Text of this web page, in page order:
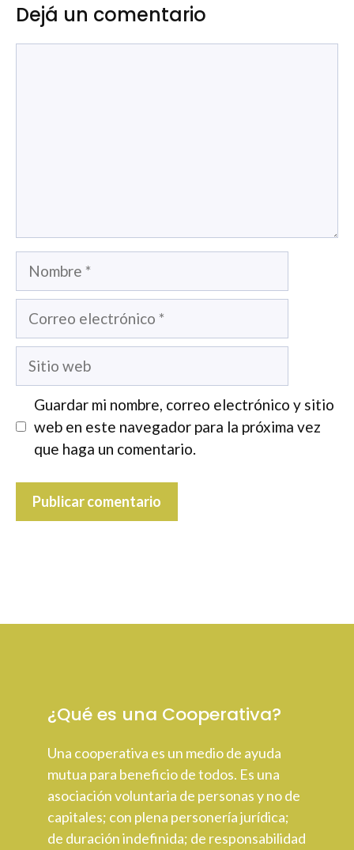
Dejá un comentario
electrónico
web
Guardar mi nombre, correo electrónico y sitio
web en este navegador para la próxima vez
que haga un comentario.
¿Qué es una Cooperativa?
Una cooperativa es un medio de ayuda
mutua para beneficio de todos. Es una
asociación voluntaria de personas y no de
capitales; con plena personería jurídica;
de duración indefinida; de responsabilidad